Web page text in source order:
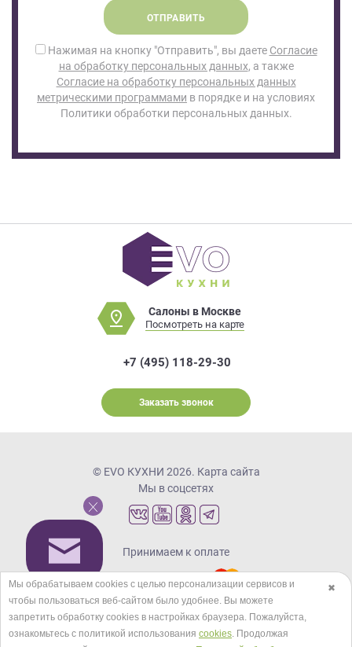
ОТПРАВИТЬ
Нажимая на кнопку "Отправить", вы даете Согласие
на обработку персональных данных, а также
Согласие на обработку персональных данных
метрическими программами в порядке и на условиях
Политики обработки персональных данных.
Салоны в Москве
Посмотреть на карте
+7 (495) 118-29-30
Заказать звонок
© EVO КУХНИ 2026. Карта сайта
Мы в соцсетях
Принимаем к оплате
Кредиты и рассрочка
✖
Мы обрабатываем cookies с целью персонализации сервисов и
чтобы пользоваться веб-сайтом было удобнее. Вы можете
запретить обработку сookies в настройках браузера. Пожалуйста,
ознакомьтесь с политикой использования cookies. Продолжая